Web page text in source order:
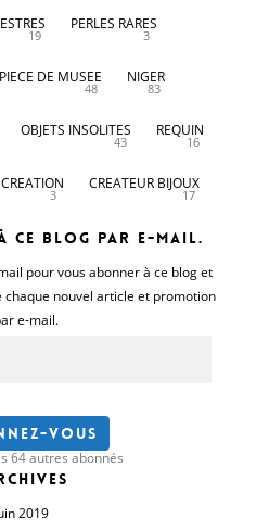
19
PERLES RARES
3
PIECE DE MUSEE
48
NIGER
83
OBJETS INSOLITES
43
REQUIN
16
3
CREATEUR BIJOUX
17
ce blog par e-mail.
pour vous abonner à ce blog et
nouvel article et promotion
e-mail.
vous
64 autres abonnés
2019